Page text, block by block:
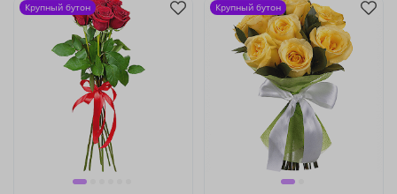
Крупный бутон Крупный бутон